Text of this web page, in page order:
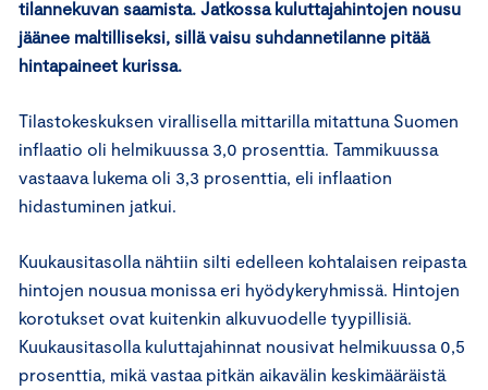
tilannekuvan saamista. Jatkossa kuluttajahintojen nousu
jäänee maltilliseksi, sillä vaisu suhdannetilanne pitää
hintapaineet kurissa.
Tilastokeskuksen virallisella mittarilla mitattuna Suomen
inflaatio oli helmikuussa 3,0 prosenttia. Tammikuussa
vastaava lukema oli 3,3 prosenttia, eli inflaation
hidastuminen jatkui.
Kuukausitasolla nähtiin silti edelleen kohtalaisen reipasta
hintojen nousua monissa eri hyödykeryhmissä. Hintojen
korotukset ovat kuitenkin alkuvuodelle tyypillisiä.
Kuukausitasolla kuluttajahinnat nousivat helmikuussa 0,5
prosenttia, mikä vastaa pitkän aikavälin keskimääräistä